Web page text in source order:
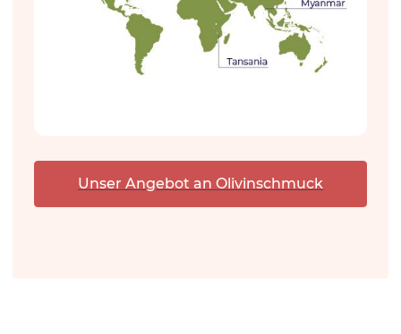
Unser Angebot an Olivinschmuck